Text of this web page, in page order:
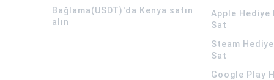
Bağlama(USDT)'da Kenya satın
alın
Apple Hediye
Sat
Steam
Sat
Google Play